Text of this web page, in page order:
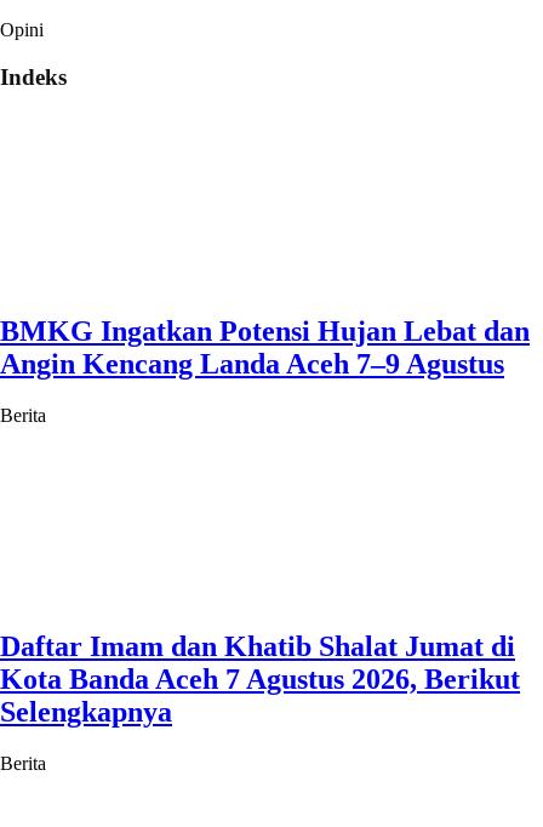
Opini
Indeks
BMKG Ingatkan Potensi Hujan Lebat dan
Angin Kencang Landa Aceh 7–9 Agustus
Berita
Daftar Imam dan Khatib Shalat Jumat di
Kota Banda Aceh 7 Agustus 2026, Berikut
Selengkapnya
Berita